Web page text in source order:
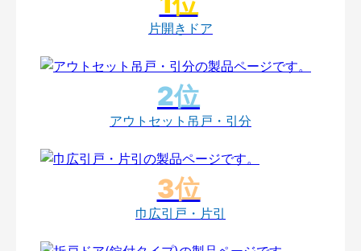
片開きドア
アウトセット吊戸・引分
巾広引戸・片引